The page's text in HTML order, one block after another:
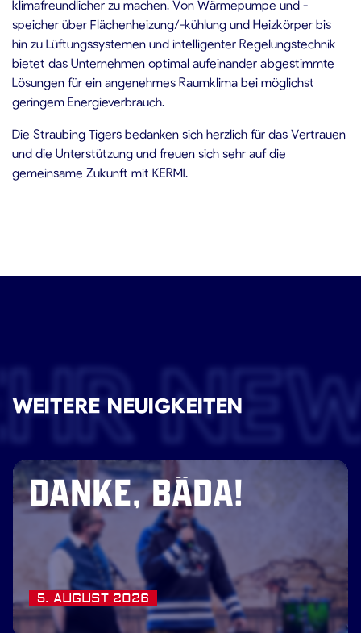
klimafreundlicher zu machen. Von Wärmepumpe und -
speicher über Flächenheizung/-kühlung und Heizkörper bis
hin zu Lüftungssystemen und intelligenter Regelungstechnik
bietet das Unternehmen optimal aufeinander abgestimmte
Lösungen für ein angenehmes Raumklima bei möglichst
geringem Energieverbrauch.
Die Straubing Tigers bedanken sich herzlich für das Vertrauen
und die Unterstützung und freuen sich sehr auf die
gemeinsame Zukunft mit KERMI.
WEITERE NEUIGKEITEN
DANKE, BÄDA!
5. AUGUST 2026